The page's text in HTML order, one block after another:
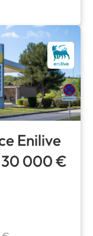
Enilive
000 €